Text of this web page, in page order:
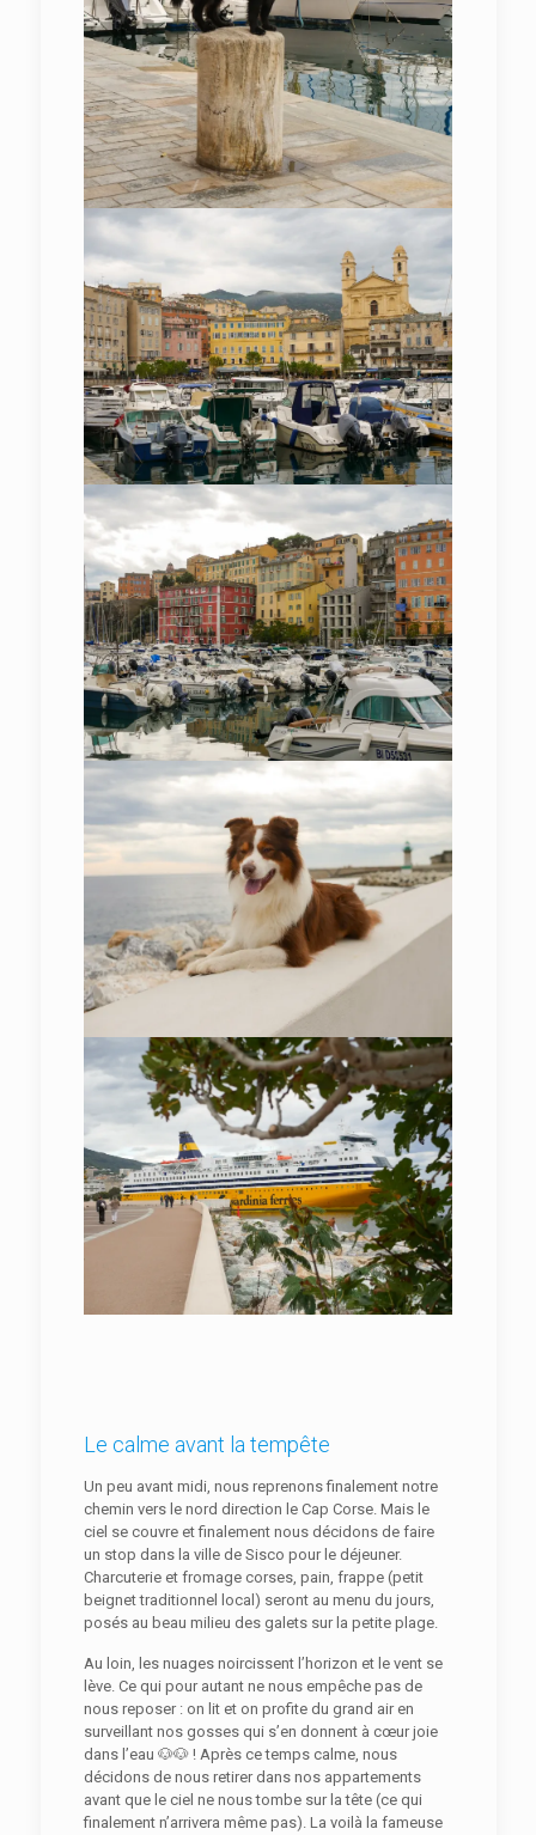
Le calme avant la tempête
Un peu avant midi, nous reprenons finalement notre
chemin vers le nord direction le Cap Corse. Mais le
ciel se couvre et finalement nous décidons de faire
un stop dans la ville de Sisco pour le déjeuner.
Charcuterie et fromage corses, pain, frappe (petit
beignet traditionnel local) seront au menu du jours,
posés au beau milieu des galets sur la petite plage.
Au loin, les nuages noircissent l’horizon et le vent se
lève. Ce qui pour autant ne nous empêche pas de
nous reposer : on lit et on profite du grand air en
surveillant nos gosses qui s’en donnent à cœur joie
dans l’eau 🐶🐶 ! Après ce temps calme, nous
décidons de nous retirer dans nos appartements
avant que le ciel ne nous tombe sur la tête (ce qui
finalement n’arrivera même pas). La voilà la fameuse